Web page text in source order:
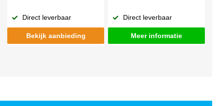
Direct leverbaar
Bekijk aanbieding
Direct leverbaar
Meer informatie